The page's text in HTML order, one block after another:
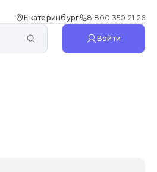
Екатеринбург 8 800 350 21 26
Войти